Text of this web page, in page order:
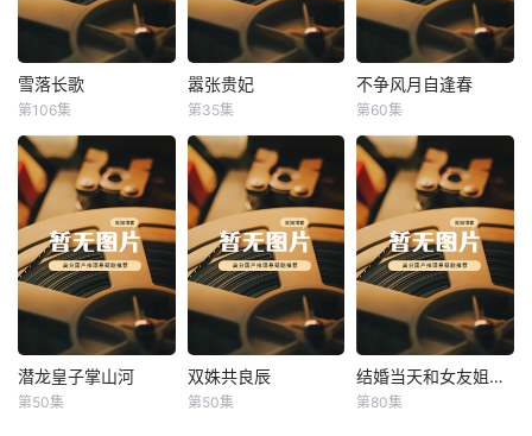
雪落长歌
雪落长歌
第106集
嚣张贵妃
嚣张贵妃
第35集
不争风月自逢春
不争风月自逢春
第60集
潜龙皇子掌山河
潜龙皇子掌山河
第50集
双姝共良辰
双姝共良辰
第50集
结婚当天和女友姐姐一起穿越了 结婚当天和女友姐姐一起穿越了
第80集